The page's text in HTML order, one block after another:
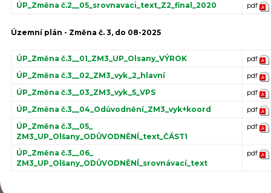
ÚP_Změna č.2__05_srovnavaci_text_Z2_final_2020 pdf
Územní plán - Změna č. 3, do 08-2025
ÚP_Změna č.3__01_ZM3_UP_Olsany_VÝROK pdf
ÚP_Změna č.3__02_ZM3_vyk_2_hlavní pdf
ÚP_Změna č.3__03_ZM3_vyk_5_VPS pdf
ÚP_Změna č.3__04_Odůvodnění_ZM3_vyk+koord pdf
ÚP_Změna č.3__05_
ZM3_UP_Olšany_ODŮVODNĚNÍ_text_ČÁST1
pdf
ÚP_Změna č.3__06_
ZM3_UP_Olšany_ODŮVODNĚNÍ_srovnávací_text
pdf